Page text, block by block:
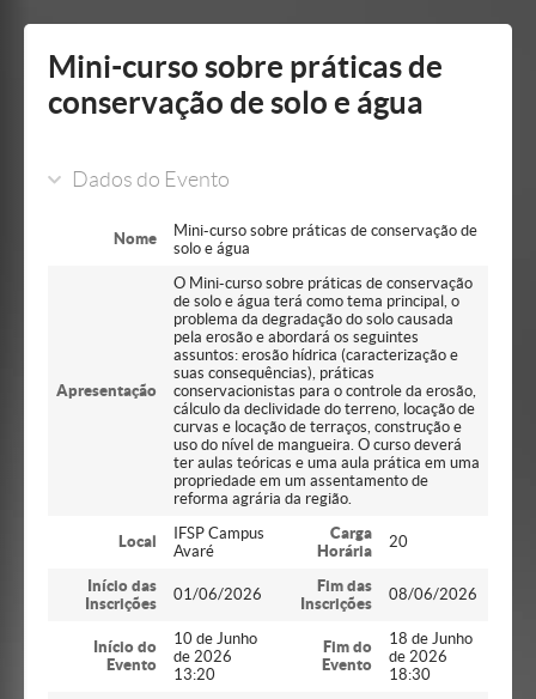
barra
Mini-curso sobre práticas de
conservação de solo e água
Dados do Evento
Nome
Mini-curso sobre práticas de conservação de
solo e água
Apresentação
O Mini-curso sobre práticas de conservação
de solo e água terá como tema principal, o
problema da degradação do solo causada
pela erosão e abordará os seguintes
assuntos: erosão hídrica (caracterização e
suas consequências), práticas
conservacionistas para o controle da erosão,
cálculo da declividade do terreno, locação de
curvas e locação de terraços, construção e
uso do nível de mangueira. O curso deverá
ter aulas teóricas e uma aula prática em uma
propriedade em um assentamento de
reforma agrária da região.
Local
IFSP Campus
Avaré
Carga
Horária
20
Início das
Inscrições
01/06/2026
Fim das
Inscrições
08/06/2026
Início do
Evento
10 de Junho
de 2026
13:20
Fim do
Evento
18 de Junho
de 2026
18:30